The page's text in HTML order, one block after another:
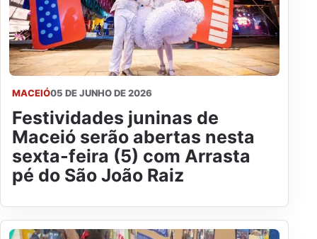
MACEIÓ05 DE JUNHO DE 2026
Festividades juninas de
Maceió serão abertas nesta
sexta-feira (5) com Arrasta
pé do São João Raiz